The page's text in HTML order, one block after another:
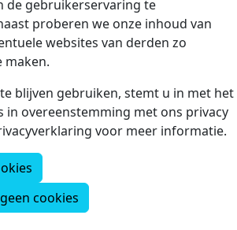
de gebruikerservaring te
proberen we onze inhoud van
websites van derden zo
maken.
blijven gebruiken, stemt u in met het
in overeenstemming met ons privacy
voor meer informatie.
cookies